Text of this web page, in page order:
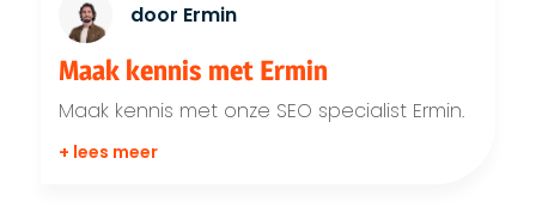
door Ermin
Maak kennis met Ermin
Maak kennis met onze SEO specialist Ermin.
+ lees meer